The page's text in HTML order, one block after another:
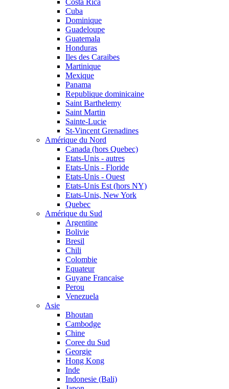
Costa Rica
Cuba
Dominique
Guadeloupe
Guatemala
Honduras
Iles des Caraibes
Martinique
Mexique
Panama
Republique dominicaine
Saint Barthelemy
Saint Martin
Sainte-Lucie
St-Vincent Grenadines
Amérique du Nord
Canada (hors Quebec)
Etats-Unis - autres
Etats-Unis - Floride
Etats-Unis - Ouest
Etats-Unis Est (hors NY)
Etats-Unis, New York
Quebec
Amérique du Sud
Argentine
Bolivie
Bresil
Chili
Colombie
Equateur
Guyane Francaise
Perou
Venezuela
Asie
Bhoutan
Cambodge
Chine
Coree du Sud
Georgie
Hong Kong
Inde
Indonesie (Bali)